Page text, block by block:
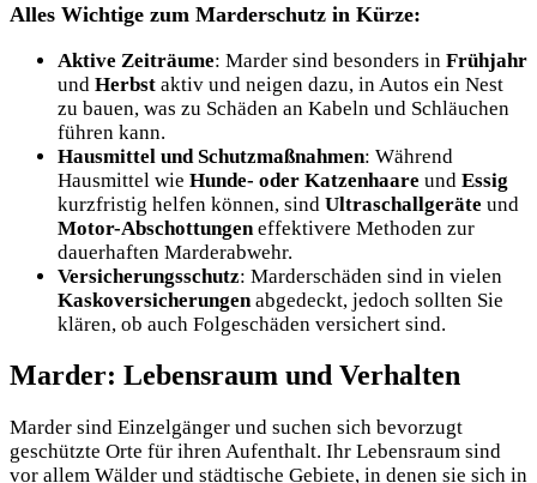
Alles Wichtige zum Marderschutz in Kürze:
Aktive Zeiträume: Marder sind besonders in Frühjahr
und Herbst aktiv und neigen dazu, in Autos ein Nest
zu bauen, was zu Schäden an Kabeln und Schläuchen
führen kann.
Hausmittel und Schutzmaßnahmen: Während
Hausmittel wie Hunde- oder Katzenhaare und Essig
kurzfristig helfen können, sind Ultraschallgeräte und
Motor-Abschottungen effektivere Methoden zur
dauerhaften Marderabwehr.
Versicherungsschutz: Marderschäden sind in vielen
Kaskoversicherungen abgedeckt, jedoch sollten Sie
klären, ob auch Folgeschäden versichert sind.
Marder: Lebensraum und Verhalten
Marder sind Einzelgänger und suchen sich bevorzugt
geschützte Orte für ihren Aufenthalt. Ihr Lebensraum sind
vor allem Wälder und städtische Gebiete, in denen sie sich in